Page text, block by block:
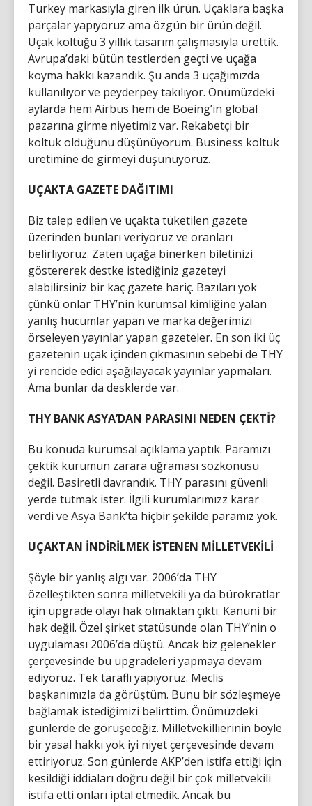
Turkey markasıyla giren ilk ürün. Uçaklara başka
parçalar yapıyoruz ama özgün bir ürün değil.
Uçak koltuğu 3 yıllık tasarım çalışmasıyla ürettik.
Avrupa’daki bütün testlerden geçti ve uçağa
koyma hakkı kazandık. Şu anda 3 uçağımızda
kullanılıyor ve peyderpey takılıyor. Önümüzdeki
aylarda hem Airbus hem de Boeing’in global
pazarına girme niyetimiz var. Rekabetçi bir
koltuk olduğunu düşünüyorum. Business koltuk
üretimine de girmeyi düşünüyoruz.
UÇAKTA GAZETE DAĞITIMI
Biz talep edilen ve uçakta tüketilen gazete
üzerinden bunları veriyoruz ve oranları
belirliyoruz. Zaten uçağa binerken biletinizi
göstererek destke istediğiniz gazeteyi
alabilirsiniz bir kaç gazete hariç. Bazıları yok
çünkü onlar THY’nin kurumsal kimliğine yalan
yanlış hücumlar yapan ve marka değerimizi
örseleyen yayınlar yapan gazeteler. En son iki üç
gazetenin uçak içinden çıkmasının sebebi de THY
yi rencide edici aşağılayacak yayınlar yapmaları.
Ama bunlar da desklerde var.
THY BANK ASYA’DAN PARASINI NEDEN ÇEKTİ?
Bu konuda kurumsal açıklama yaptık. Paramızı
çektik kurumun zarara uğraması sözkonusu
değil. Basiretli davrandık. THY parasını güvenli
yerde tutmak ister. İlgili kurumlarımızz karar
verdi ve Asya Bank’ta hiçbir şekilde paramız yok.
UÇAKTAN İNDİRİLMEK İSTENEN MİLLETVEKİLİ
Şöyle bir yanlış algı var. 2006’da THY
özelleştikten sonra milletvekili ya da bürokratlar
için upgrade olayı hak olmaktan çıktı. Kanuni bir
hak değil. Özel şirket statüsünde olan THY’nin o
uygulaması 2006’da düştü. Ancak biz gelenekler
çerçevesinde bu upgradeleri yapmaya devam
ediyoruz. Tek taraflı yapıyoruz. Meclis
başkanımızla da görüştüm. Bunu bir sözleşmeye
bağlamak istediğimizi belirttim. Önümüzdeki
günlerde de görüşeceğiz. Milletvekillierinin böyle
bir yasal hakkı yok iyi niyet çerçevesinde devam
ettiriyoruz. Son günlerde AKP’den istifa ettiği için
kesildiği iddiaları doğru değil bir çok milletvekili
istifa etti onları iptal etmedik. Ancak bu